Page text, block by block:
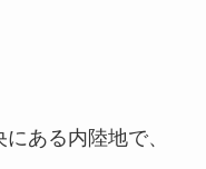
ある内陸地で、